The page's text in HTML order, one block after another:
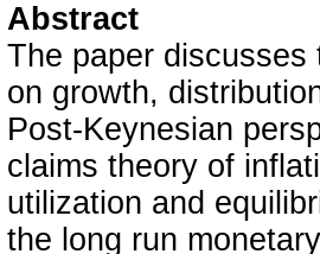
Abstract
The paper
on growth,
Post-Keynesian
claims theory of
utilization and
the long run